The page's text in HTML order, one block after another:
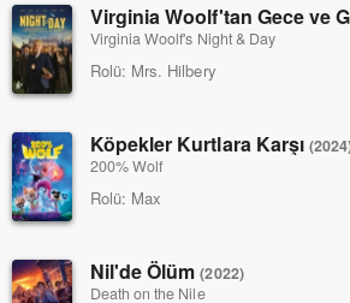
Virginia Woolf'tan Gece ve
Virginia Woolf's Night & Day
Rolü: Mrs. Hilbery
Köpekler Kurtlara Karşı
200% Wolf
Rolü: Max
Nil'de Ölüm(2022)
Death on the Nile